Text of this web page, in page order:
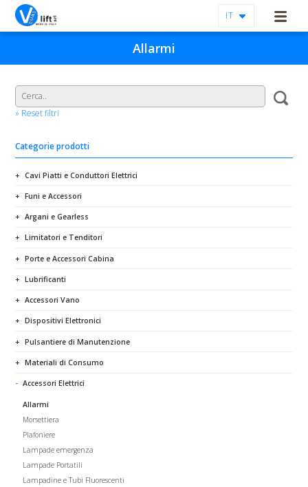
IT
Allarmi
» Reset filtri
Categorie prodotti
Cavi Piatti e Conduttori Elettrici
Funi e Accessori
Argani e Gearless
Limitatori e Tenditori
Porte e Accessori Cabina
Lubrificanti
Accessori Vano
Dispositivi Elettronici
Pulsantiere di Manutenzione
Materiali di Consumo
Accessori Elettrici
Allarmi
Morsettiera
Plafoniere
Lampade emergenza
Lampade Portatili
Lampadine e Tubi Fluorescenti